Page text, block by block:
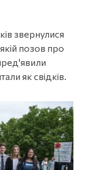
звернулися
позов про
як свідків.